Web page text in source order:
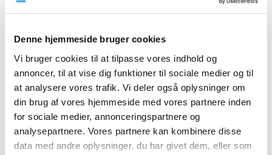
Denne hjemmeside bruger cookies
Vi bruger cookies til at tilpasse vores indhold og
annoncer, til at vise dig funktioner til sociale medier og til
at analysere vores trafik. Vi deler også oplysninger om
din brug af vores hjemmeside med vores partnere inden
for sociale medier, annonceringspartnere og
analysepartnere. Vores partnere kan kombinere disse
data med andre oplysninger, du har givet dem, eller som
Samarbejde mellem medicinalvirksomheder, apoteker og
5 høringssvar om tilskudsstatus for medicin
mod forstørret prostata
|23. august 2018|
Medicintilskudsnævnets forslag til fremtidig
tilskudsstatus for medicin mod forstørret prostata har